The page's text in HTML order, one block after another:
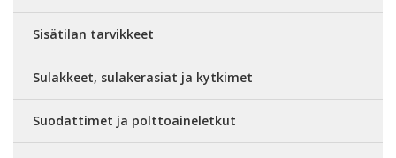
Sisätilan tarvikkeet
Sulakkeet, sulakerasiat ja kytkimet
Suodattimet ja polttoaineletkut